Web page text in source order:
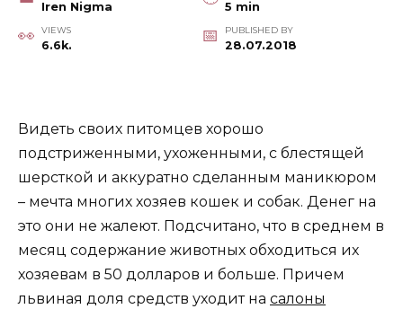
Iren Nigma 5 min
VIEWS
6.6k.
PUBLISHED BY
28.07.2018
Видеть своих питомцев хорошо
подстриженными, ухоженными, с блестящей
шерсткой и аккуратно сделанным маникюром
– мечта многих хозяев кошек и собак. Денег на
это они не жалеют. Подсчитано, что в среднем в
месяц содержание животных обходиться их
хозяевам в 50 долларов и больше. Причем
львиная доля средств уходит на салоны